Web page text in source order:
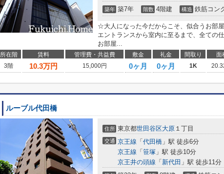
築年 築7年 階数 4階建 構造 鉄筋コン
☆大人になった今だからこそ、似合うお部
エントランスから室内に至るまで、全ての
お部屋...
所在階 賃料 管理費・共益費 敷金 礼金 間取り 面
3階
10.3万円 15,000円 0ヶ月 0ヶ月 1K
ルーブル代田橋
住所 東京都世田谷区大原 １丁目
交通 京王線 「 代田橋 」駅 徒歩6分
京王線 「 笹塚 」駅 徒歩10分
京王井の頭線 「 新代田 」駅 徒歩11分